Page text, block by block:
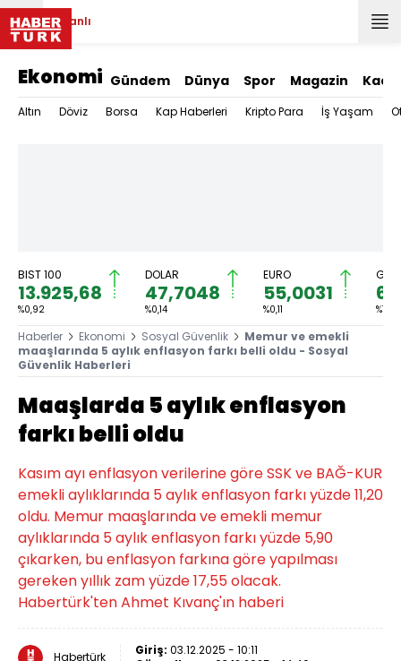
Canlı
Ekonomi Gündem Dünya Spor Magazin
Altın Döviz Borsa Kap Haberleri Kripto Para İş Yaşam
BIST 100
13.925,68
%0,92
DOLAR
47,7048
%0,14
EURO
55,0031
%0,11 %1,30
Haberler Ekonomi Sosyal Güvenlik
Memur ve emekli
maaşlarında 5 aylık enflasyon farkı belli oldu - Sosyal
Güvenlik Haberleri
Maaşlarda 5 aylık enflasyon
farkı belli oldu
Kasım ayı enflasyon verilerine göre SSK ve BAĞ-KUR
emekli aylıklarında 5 aylık enflasyon farkı yüzde 11,20
oldu. Memur maaşlarında ve emekli memur
aylıklarında 5 aylık enflasyon farkı yüzde 5,90
çıkarken, bu enflasyon farkına göre yapılması
gereken yıllık zam yüzde 17,55 olacak.
Habertürk'ten Ahmet Kıvanç'ın haberi
Habertürk Giriş: 03.12.2025 - 10:11